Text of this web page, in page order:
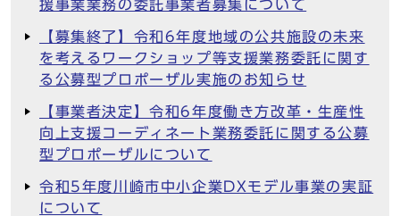
援事業業務の委託事業者募集について
【募集終了】令和6年度地域の公共施設の未来
を考えるワークショップ等支援業務委託に関す
る公募型プロポーザル実施のお知らせ
【事業者決定】令和6年度働き方改革・生産性
向上支援コーディネート業務委託に関する公募
型プロポーザルについて
令和5年度川崎市中小企業DXモデル事業の実証
について